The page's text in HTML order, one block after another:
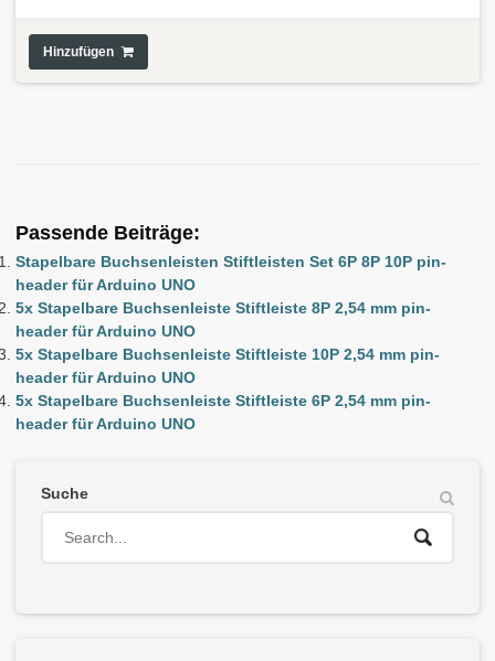
Hinzufügen
Passende Beiträge:
Stapelbare Buchsenleisten Stiftleisten Set 6P 8P 10P pin-
header für Arduino UNO
5x Stapelbare Buchsenleiste Stiftleiste 8P 2,54 mm pin-
header für Arduino UNO
5x Stapelbare Buchsenleiste Stiftleiste 10P 2,54 mm pin-
header für Arduino UNO
5x Stapelbare Buchsenleiste Stiftleiste 6P 2,54 mm pin-
header für Arduino UNO
Suche